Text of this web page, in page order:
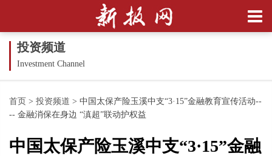
投资频道
Investment Channel
首页 > 投资频道 > 中国太保产险玉溪中支“3·15”金融教育宣传活动--
-- 金融消保在身边 “滇超”联动护权益
中国太保产险玉溪中支“3·15”金融